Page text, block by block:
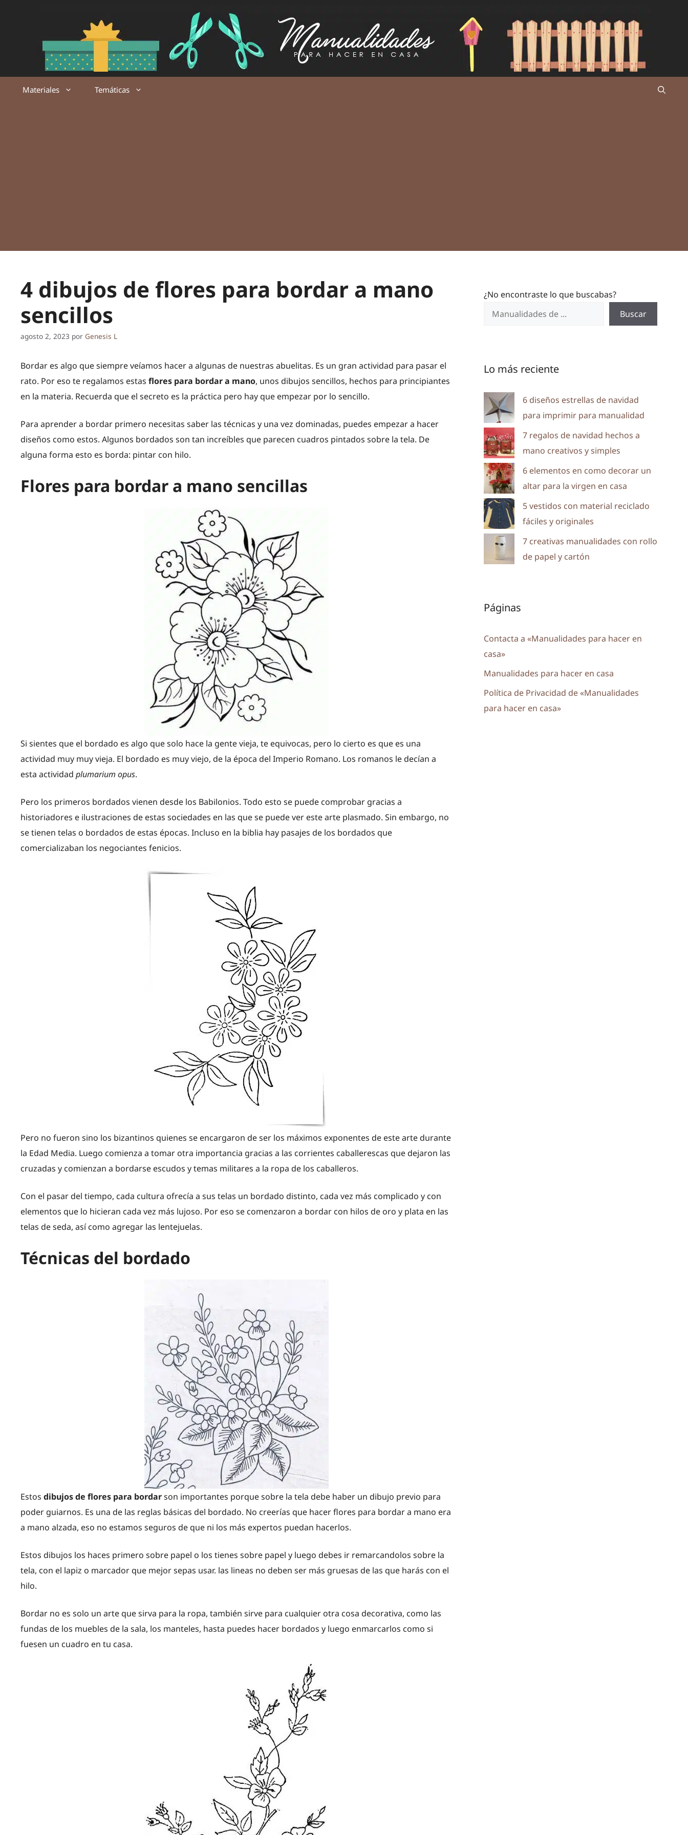
Materiales Temáticas
4 dibujos de flores para bordar a mano
sencillos
agosto 2, 2023 por Genesis L
Bordar es algo que siempre veíamos hacer a algunas de nuestras abuelitas. Es un gran actividad para pasar el
rato. Por eso te regalamos estas flores para bordar a mano, unos dibujos sencillos, hechos para principiantes
en la materia. Recuerda que el secreto es la práctica pero hay que empezar por lo sencillo.
Para aprender a bordar primero necesitas saber las técnicas y una vez dominadas, puedes empezar a hacer
diseños como estos. Algunos bordados son tan increíbles que parecen cuadros pintados sobre la tela. De
alguna forma esto es borda: pintar con hilo.
Flores para bordar a mano sencillas
Si sientes que el bordado es algo que solo hace la gente vieja, te equivocas, pero lo cierto es que es una
actividad muy muy vieja. El bordado es muy viejo, de la época del Imperio Romano. Los romanos le decían a
esta actividad plumarium opus.
Pero los primeros bordados vienen desde los Babilonios. Todo esto se puede comprobar gracias a
historiadores e ilustraciones de estas sociedades en las que se puede ver este arte plasmado. Sin embargo, no
se tienen telas o bordados de estas épocas. Incluso en la biblia hay pasajes de los bordados que
comercializaban los negociantes fenicios.
Pero no fueron sino los bizantinos quienes se encargaron de ser los máximos exponentes de este arte durante
la Edad Media. Luego comienza a tomar otra importancia gracias a las corrientes caballerescas que dejaron las
cruzadas y comienzan a bordarse escudos y temas militares a la ropa de los caballeros.
Con el pasar del tiempo, cada cultura ofrecía a sus telas un bordado distinto, cada vez más complicado y con
elementos que lo hicieran cada vez más lujoso. Por eso se comenzaron a bordar con hilos de oro y plata en las
telas de seda, así como agregar las lentejuelas.
Técnicas del bordado
Estos dibujos de flores para bordarson importantes porque sobre la tela debe haber un dibujo previo para
poder guiarnos. Es una de las reglas básicas del bordado. No creerías que hacer flores para bordar a mano era
a mano alzada, eso no estamos seguros de que ni los más expertos puedan hacerlos.
Estos dibujos los haces primero sobre papel o los tienes sobre papel y luego debes ir remarcandolos sobre la
tela, con el lapiz o marcador que mejor sepas usar. las lineas no deben ser más gruesas de las que harás con el
hilo.
Bordar no es solo un arte que sirva para la ropa, también sirve para cualquier otra cosa decorativa, como las
fundas de los muebles de la sala, los manteles, hasta puedes hacer bordados y luego enmarcarlos como si
fuesen un cuadro en tu casa.
¿No encontraste lo que buscabas?
Buscar
Lo más reciente
6 diseños estrellas de navidad
para imprimir para manualidad
7 regalos de navidad hechos a
mano creativos y simples
6 elementos en como decorar un
altar para la virgen en casa
5 vestidos con material reciclado
fáciles y originales
7 creativas manualidades con rollo
de papel y cartón
Páginas
Contacta a «Manualidades para hacer en
casa»
Manualidades para hacer en casa
Política de Privacidad de «Manualidades
para hacer en casa»